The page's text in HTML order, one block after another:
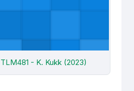
- K. Kukk (2023)